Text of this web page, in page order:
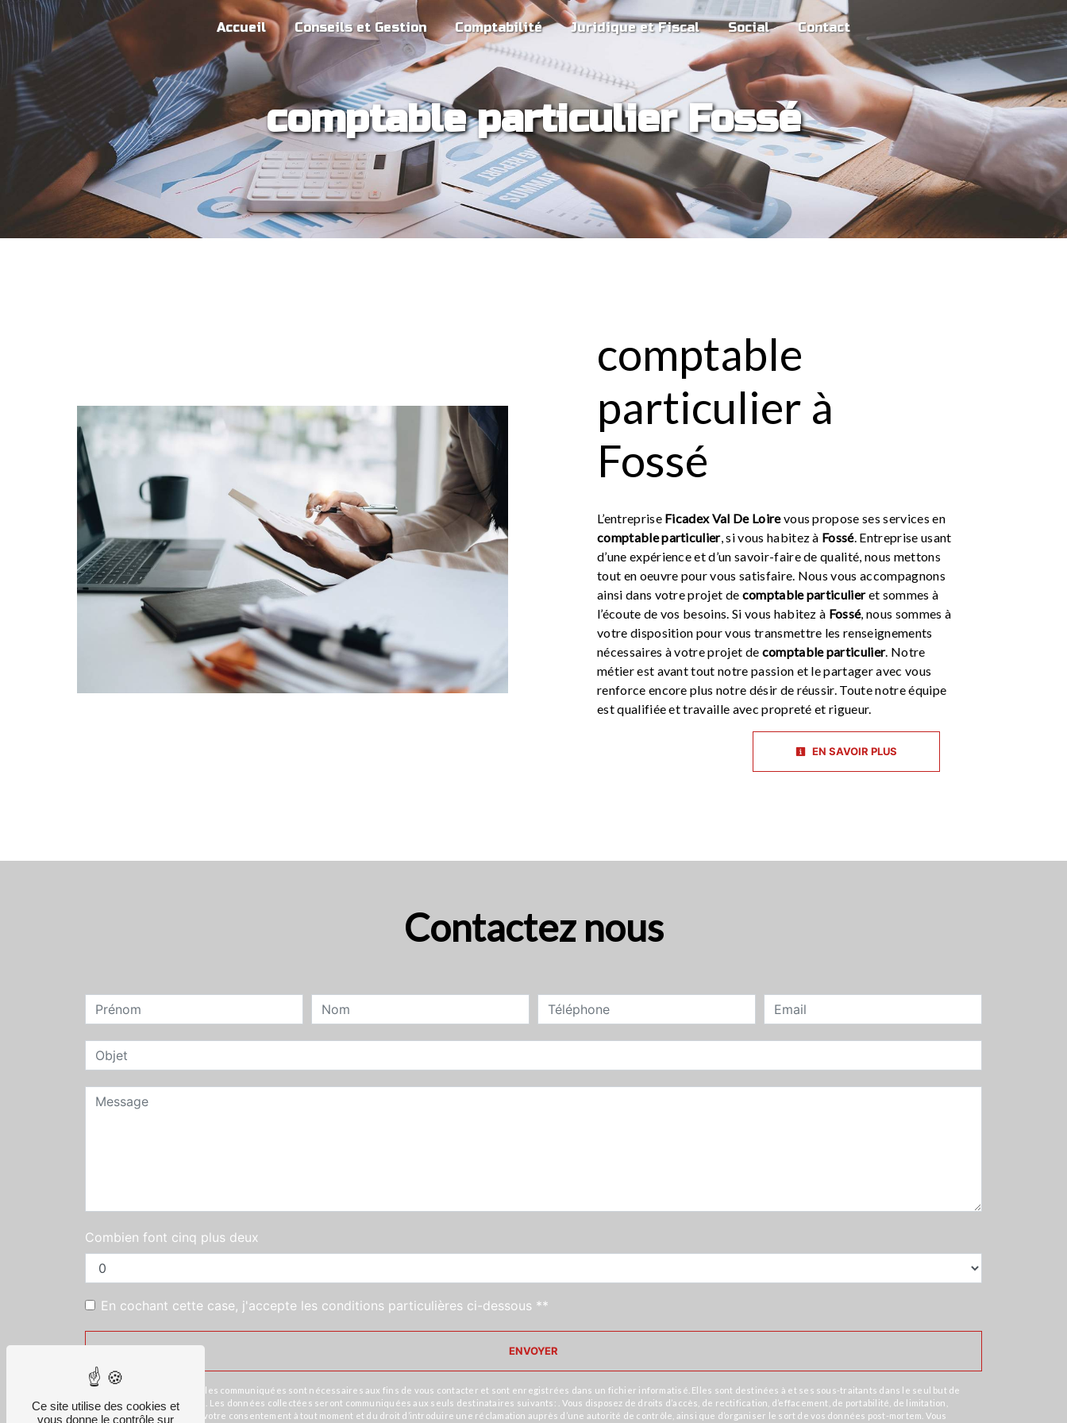
Accueil Conseils et Gestion Comptabilité Juridique et Fiscal Social Contact
comptable particulier Fossé
comptable
particulier à
Fossé
L’entreprise Ficadex Val De Loirevous propose ses services en
comptable particulier, si vous habitez à Fossé. Entreprise usant
d’une expérience et d’un savoir-faire de qualité, nous mettons
tout en oeuvre pour vous satisfaire. Nous vous accompagnons
ainsi dans votre projet de comptable particulieret sommes à
l’écoute de vos besoins. Si vous habitez à Fossé, nous sommes à
votre disposition pour vous transmettre les renseignements
nécessaires à votre projet de comptable particulier. Notre
métier est avant tout notre passion et le partager avec vous
renforce encore plus notre désir de réussir. Toute notre équipe
est qualifiée et travaille avec propreté et rigueur.
EN SAVOIR PLUS
Contactez nous
Combien font cinq plus deux
En cochant cette case, j'accepte les conditions particulières ci-dessous **
ENVOYER
** Les données personnelles communiquées sont nécessaires aux fins de vous contacter et sont enregistrées dans un fichier informatisé. Elles sont destinées à et ses sous-traitants dans le seul but de
répondre à votre message. Les données collectées seront communiquées aux seuls destinataires suivants: . Vous disposez de droits d’accès, de rectification, d’effacement, de portabilité, de limitation,
d’opposition, de retrait de votre consentement à tout moment et du droit d’introduire une réclamation auprès d’une autorité de contrôle, ainsi que d’organiser le sort de vos données post-mortem. Vous
Panneau de gestion des cookies
Ce site utilise des cookies et
vous donne le contrôle sur